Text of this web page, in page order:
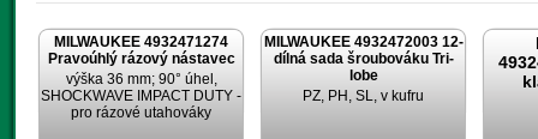
MILWAUKEE 4932471274
Pravoúhlý rázový nástavec
výška 36 mm; 90° úhel,
SHOCKWAVE IMPACT DUTY -
pro rázové utahováky
MILWAUKEE 4932472003 12-
dílná sada šroubováku Tri-
lobe
PZ, PH, SL, v kufru